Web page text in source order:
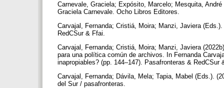
Carnevale, Graciela; Expósito, Marcelo; Mesquita,
Graciela Carnevale. Ocho Libros Editores.
Carvajal, Fernanda; Cristiá, Moira; Manzi, Javiera
RedCSur & Ffai.
Carvajal, Fernanda; Cristiá, Moira; Manzi, Javiera
para una política común de archivos. In Fernanda
inapropiables? (pp. 144–147). Pasafronteras & RedCSur
Carvajal, Fernanda; Dávila, Mela; Tapia, Mabel (Eds.).
del Sur / pasafronteras.